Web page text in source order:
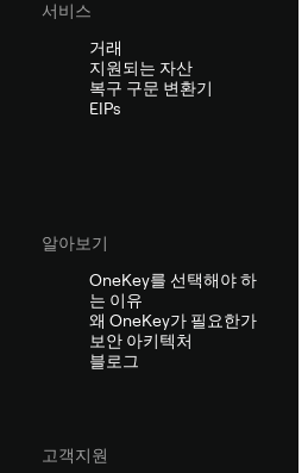
서비스
거래
지원되는 자산
복구 구문 변환기
EIPs
알아보기
OneKey를 선택해야 하
는 이유
왜 OneKey가 필요한가
보안 아키텍처
블로그
고객지원